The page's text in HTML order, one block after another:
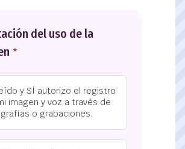
del uso de la
y SÍ autorizo el registro
imagen y voz a través de
o grabaciones.